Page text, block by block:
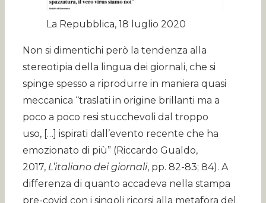
La Repubblica, 18 luglio 2020
Non si dimentichi però la tendenza alla
stereotipia della lingua dei giornali, che si
spinge spesso a riprodurre in maniera quasi
meccanica “traslati in origine brillanti ma a
poco a poco resi stucchevoli dal troppo
uso, […] ispirati dall’evento recente che ha
emozionato di più” (Riccardo Gualdo,
2017, L’italiano dei giornali, pp. 82-83; 84). A
differenza di quanto accadeva nella stampa
pre-covid con i singoli ricorsi alla metafora del